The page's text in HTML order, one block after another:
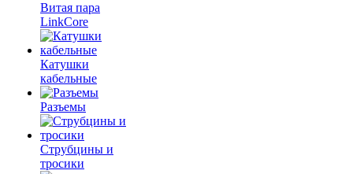
Витая пара
LinkCore
Катушки
кабельные
Разъемы
Струбцины и
тросики